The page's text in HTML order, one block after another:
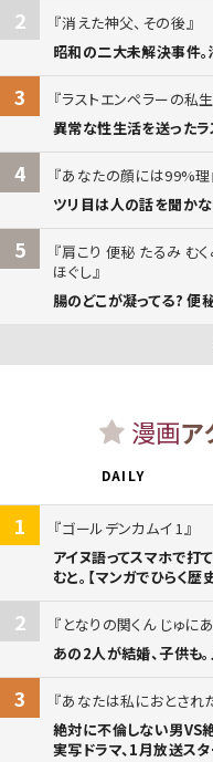
2
消えた神父、その後
昭和の二大未解決事件。
3
ラストエンペラーの私
異常な性生活を送った
4
あなたの顔には99%理
ツリ目は人の話を聞か
5
肩こり 便秘 たるみ む
ほぐし
腸のどこが凝ってる? 便
漫画ア
DAILY
1
ゴールデンカムイ 1
アイヌ語ってスマホで打
むと。【マンガでひらく歴
2
となりの関くん じゅに
あの2人が結婚、子供も
3
あなたは私におとされ
絶対に不倫しない男VS
実写ドラマ、1月放送ス